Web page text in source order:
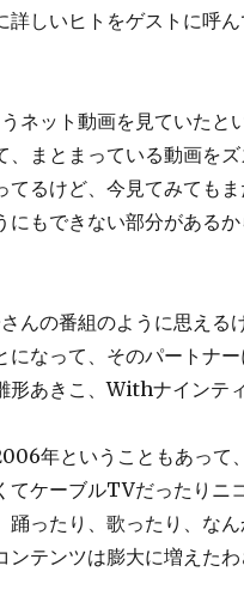
詳しいヒトをゲストに呼
ネット動画を見ていたと
、まとまっている動画を
るけど、今見てみても
もできない部分がある
んの番組のように思え
になって、そのパート
形あきこ、Withナインテ
年ということもあって
てケーブルTVだったり
踊ったり、歌ったり、な
テンツは膨大に増えたわ